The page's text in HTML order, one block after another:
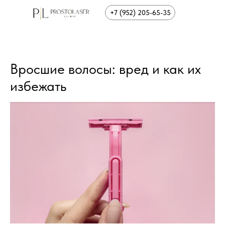
+7 (952) 205-65-35
Вросшие волосы: вред и как их
избежать